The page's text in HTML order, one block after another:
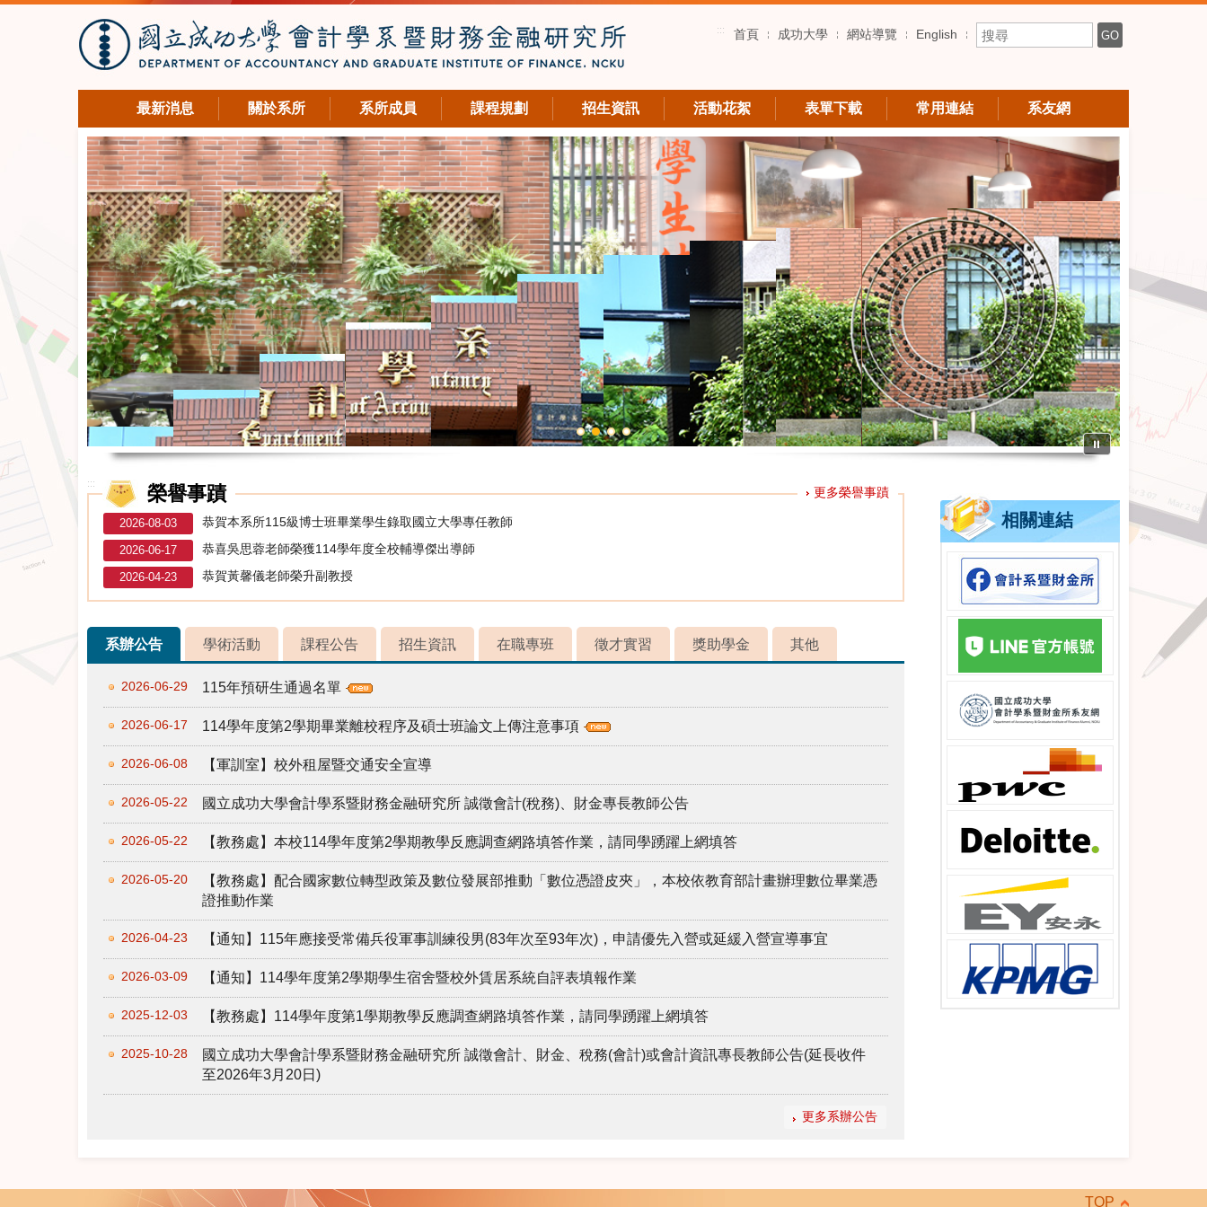
::: 首頁 成功大學 網站導覽 English 搜尋關鍵字 GO
最新消息 關於系所 系所成員 課程規劃 招生資訊 活動花絮 表單下載 常用連結 系友網
⏸
::: 榮譽事蹟 更多榮譽事蹟
2026-08-03 恭賀本系所115級博士班畢業學生錄取國立大學專任教師
2026-06-17 恭喜吳思蓉老師榮獲114學年度全校輔導傑出導師
2026-04-23 恭賀黃馨儀老師榮升副教授
系辦公告 學術活動 課程公告 招生資訊 在職專班 徵才實習 獎助學金 其他
2026-06-29 115年預研生通過名單
2026-06-17 114學年度第2學期畢業離校程序及碩士班論文上傳注意事項
2026-06-08 【軍訓室】校外租屋暨交通安全宣導
2026-05-22 國立成功大學會計學系暨財務金融研究所 誠徵會計(稅務)、財金專長教師公告
2026-05-22 【教務處】本校114學年度第2學期教學反應調查網路填答作業，請同學踴躍上網填答
2026-05-20
【教務處】配合國家數位轉型政策及數位發展部推動「數位憑證皮夾」，本校依教育部計畫辦理數位畢業憑
證推動作業
2026-04-23 【通知】115年應接受常備兵役軍事訓練役男(83年次至93年次)，申請優先入營或延緩入營宣導事宜
2026-03-09 【通知】114學年度第2學期學生宿舍暨校外賃居系統自評表填報作業
2025-12-03 【教務處】114學年度第1學期教學反應調查網路填答作業，請同學踴躍上網填答
2025-10-28
國立成功大學會計學系暨財務金融研究所 誠徵會計、財金、稅務(會計)或會計資訊專長教師公告(延長收件
至2026年3月20日)
更多系辦公告
相關連結
TOP